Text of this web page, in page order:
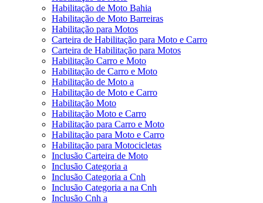
Habilitação de Moto Bahia
Habilitação de Moto Barreiras
Habilitação para Motos
Carteira de Habilitação para Moto e Carro
Carteira de Habilitação para Motos
Habilitação Carro e Moto
Habilitação de Carro e Moto
Habilitação de Moto a
Habilitação de Moto e Carro
Habilitação Moto
Habilitação Moto e Carro
Habilitação para Carro e Moto
Habilitação para Moto e Carro
Habilitação para Motocicletas
Inclusão Carteira de Moto
Inclusão Categoria a
Inclusão Categoria a Cnh
Inclusão Categoria a na Cnh
Inclusão Cnh a